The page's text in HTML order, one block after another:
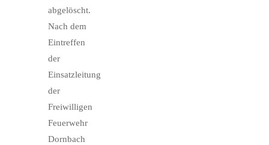
abgelöscht.
Nach dem
Eintreffen
der
Einsatzleitung
der
Freiwilligen
Feuerwehr
Dornbach